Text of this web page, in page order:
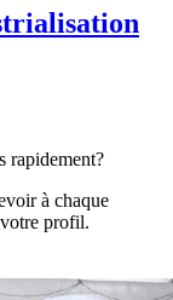
rapidement?
à chaque
profil.